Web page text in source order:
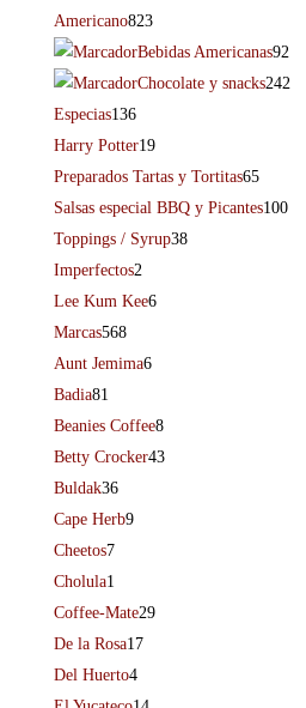
Americano823
Bebidas Americanas92
Chocolate y snacks242
Especias136
Harry Potter19
Preparados Tartas y Tortitas65
Salsas especial BBQ y Picantes100
Toppings / Syrup38
Imperfectos2
Lee Kum Kee6
Marcas568
Aunt Jemima6
Badia81
Beanies Coffee8
Betty Crocker43
Buldak36
Cape Herb9
Cheetos7
Cholula1
Coffee-Mate29
De la Rosa17
Del Huerto4